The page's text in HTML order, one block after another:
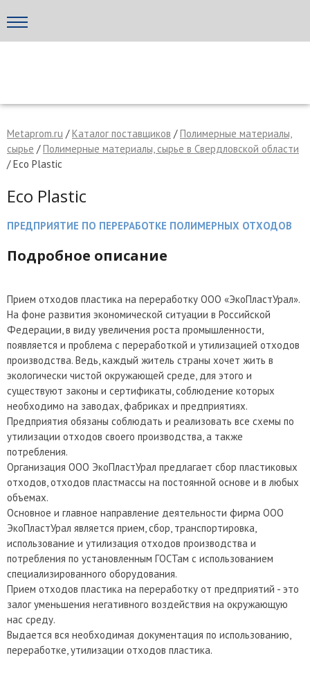
МЕТАПРОМ - российский торгово-промышленный портал
Написать поставщику
Metaprom.ru /Каталог поставщиков /Полимерные материалы,
сырье /Полимерные материалы, сырье в Свердловской области
/ Eco Plastic
Eco Plastic
ПРЕДПРИЯТИЕ ПО ПЕРЕРАБОТКЕ ПОЛИМЕРНЫХ ОТХОДОВ
Подробное описание
Прием отходов пластика на переработку ООО «ЭкоПластУрал».
На фоне развития экономической ситуации в Российской
Федерации, в виду увеличения роста промышленности,
появляется и проблема с переработкой и утилизацией отходов
производства. Ведь, каждый житель страны хочет жить в
экологически чистой окружающей среде, для этого и
существуют законы и сертификаты, соблюдение которых
необходимо на заводах, фабриках и предприятиях.
Предприятия обязаны соблюдать и реализовать все схемы по
утилизации отходов своего производства, а также
потребления.
Организация ООО ЭкоПластУрал предлагает сбор пластиковых
отходов, отходов пластмассы на постоянной основе и в любых
объемах.
Основное и главное направление деятельности фирма ООО
ЭкоПластУрал является прием, сбор, транспортировка,
использование и утилизация отходов производства и
потребления по установленным ГОСТам с использованием
специализированного оборудования.
Прием отходов пластика на переработку от предприятий - это
залог уменьшения негативного воздействия на окружающую
нас среду.
Выдается вся необходимая документация по использованию,
переработке, утилизации отходов пластика.